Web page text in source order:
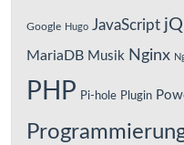
Google Hugo JavaScript
MariaDB Musik Nginx
PHP Pi-hole Plugin